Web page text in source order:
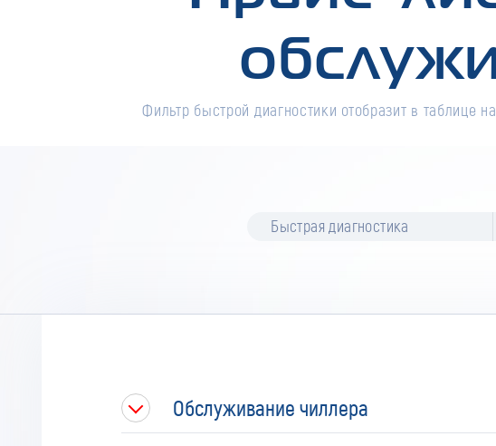
Фильтр быстрой диагностики отобразит в таблице
Быстрая диагностика
Обслуживание чиллера